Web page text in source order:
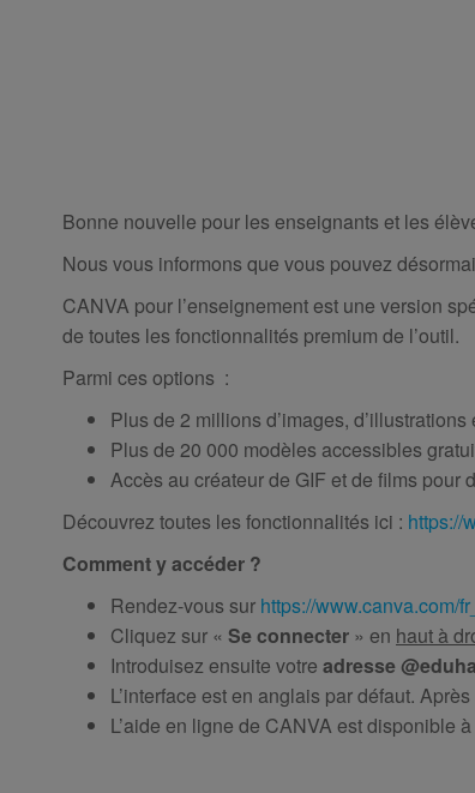
Bonne nouvelle pour les enseignants et les
Nous vous informons que vous pouvez
CANVA pour l’enseignement est une version
de toutes les fonctionnalités premium de l’outil.
Parmi ces options :
Plus de 2 millions d’images, d’illustrations
Plus de 20 000 modèles accessibles
Accès au créateur de GIF et de films pour
Découvrez toutes les fonctionnalités ici : https://
Comment y accéder ?
Rendez-vous sur https://www.canva.com/
Cliquez sur « Se connecter » en haut à
Introduisez ensuite votre adresse
L’interface est en anglais par défaut.
L’aide en ligne de CANVA est disponible à